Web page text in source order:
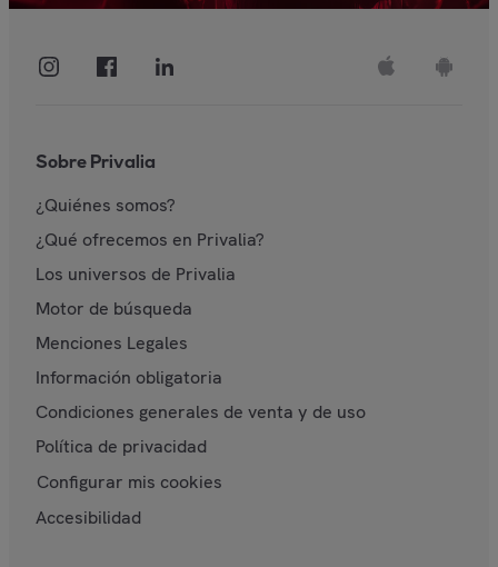
Sobre Privalia
¿Quiénes somos?
¿Qué ofrecemos en Privalia?
Los universos de Privalia
Motor de búsqueda
Menciones Legales
Información obligatoria
Condiciones generales de venta y de uso
Política de privacidad
Configurar mis cookies
Accesibilidad